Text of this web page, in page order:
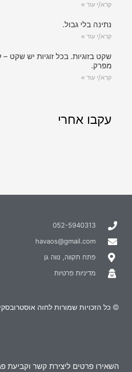
קרא/י עוד »
נתינה בלי גבול.
קרא/י עוד »
שקט בזוגיות. בכל זוגיות יש שקט
מפרק.
קרא/י עוד »
עקבו אחרי
052-5940313
havaos@gmail.com
פתח תקווה, נווה גן
מדיניות פרטיות
© כל הזכויות שמורות לחוה אוסטרובסקי
השאירו פרטים ליצירת קשר וקביעת